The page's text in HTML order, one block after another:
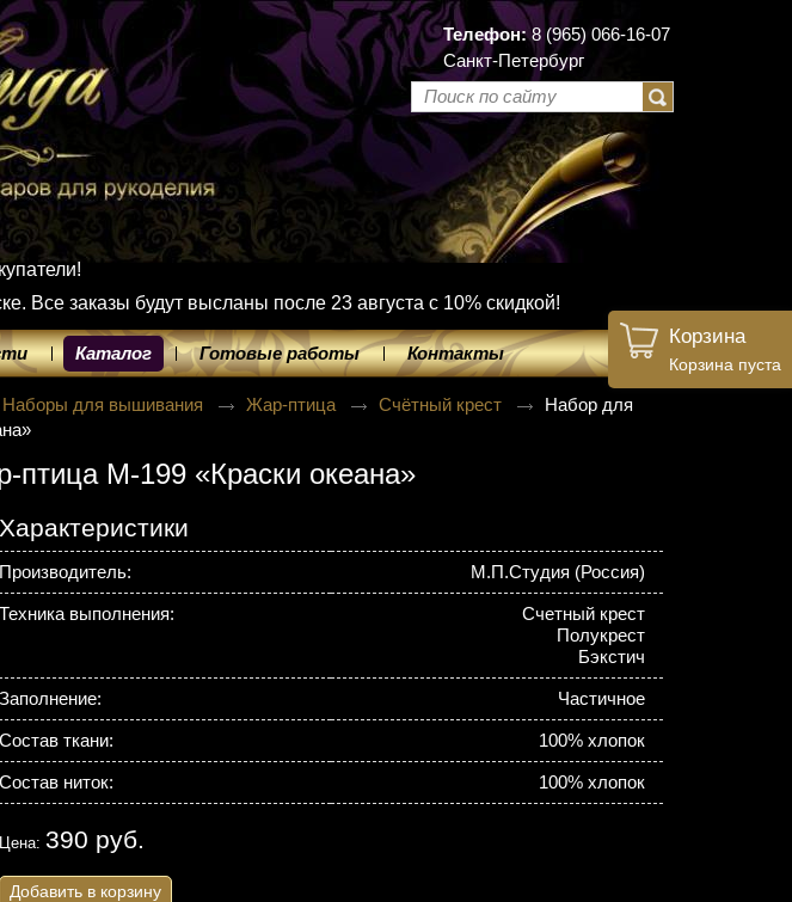
Телефон:8 (965) 066-16-07
Санкт-Петербург
Все заказы будут высланы после 23 августа с 10% скидкой!
Каталог Готовые работы Контакты
Корзина
Корзина пуста
Наборы для вышивания Жар-птица Счётный крест
Набор для
М-199 «Краски океана»
Характеристики
Производитель: М.П.Студия (Россия)
Техника выполнения:
Счетный крест
Полукрест
Бэкстич
Заполнение: Частичное
Состав ткани: 100% хлопок
Состав ниток: 100% хлопок
Цена: 390 руб.
Добавить в корзину